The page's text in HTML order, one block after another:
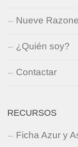
Nueve
¿Quién soy?
Contactar
RECURSOS
Ficha Azur y